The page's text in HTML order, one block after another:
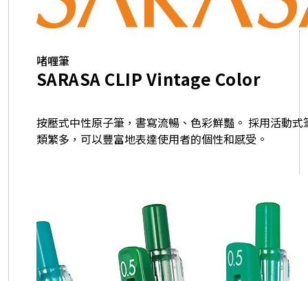
啫喱筆
SARASA CLIP Vintage Color
按壓式中性原子筆，書寫流暢、色彩鮮豔。 採用活動式
類繁多，可以豐富地表達使用者的個性和感受。